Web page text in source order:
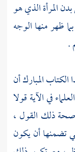
المرأة الذي هو
ظهر منها الوجه
.
المبارك أن
في الآية قولا
صحة ذلك القول ،
تضمنها أن يكون